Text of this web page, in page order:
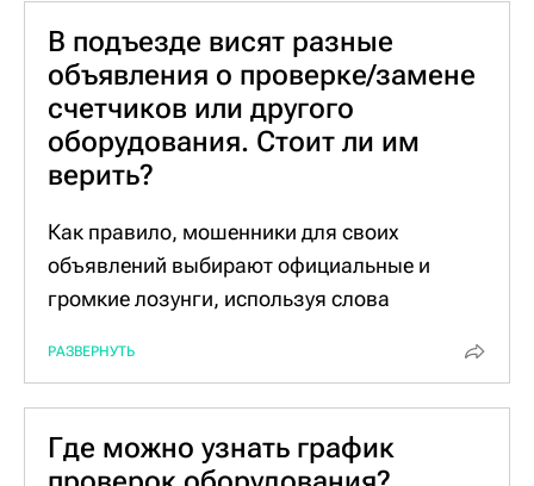
В подъезде висят разные
объявления о проверке/замене
счетчиков или другого
оборудования. Стоит ли им
верить?
Как правило, мошенники для своих
объявлений выбирают официальные и
громкие лозунги, используя слова
"бесплатно". Официальные службы так не
Обращайте внимание и на название
организации, предлагающей такие услуги.
РАЗВЕРНУТЬ
Где можно узнать график